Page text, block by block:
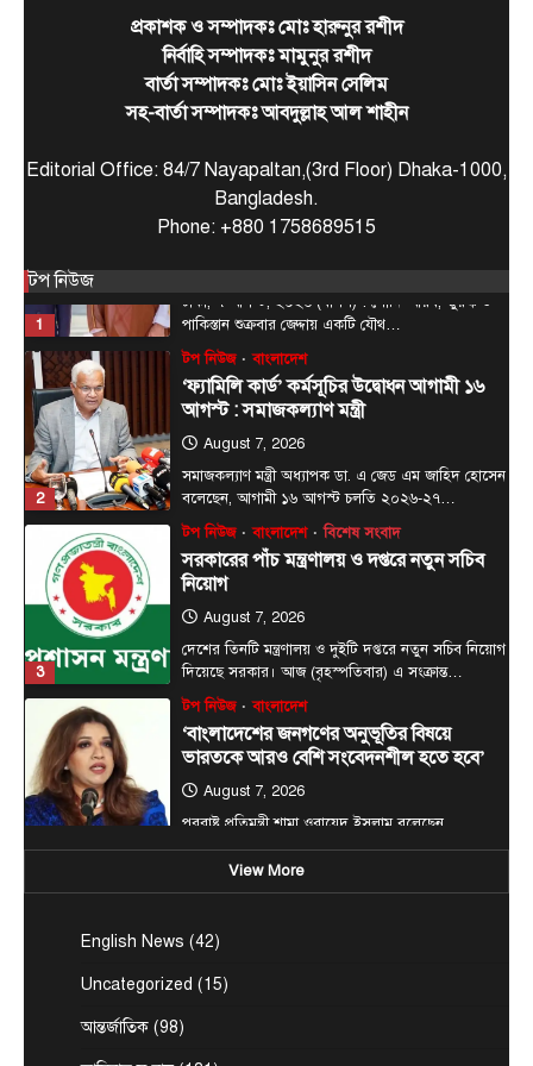
প্রকাশক ও সম্পাদকঃ মোঃ হারুনুর রশীদ
নির্বাহি সম্পাদকঃ মামুনুর রশীদ
বার্তা সম্পাদকঃ মোঃ ইয়াসিন সেলিম
সহ-বার্তা সম্পাদকঃ আবদুল্লাহ আল শাহীন
Editorial Office: 84/7 Nayapaltan,(3rd Floor) Dhaka-1000,
Bangladesh.
Phone: +880 1758689515
টপ নিউজ
রাজধানীর চারপাশের নদীদূষণ রোধে
কর্মপরিকল্পনার নির্দেশ প্রধানমন্ত্রীর
August 6, 2026
রাজধানী ঢাকার চারপাশের নদীদূষণ রোধে কর্মপরিকল্পনা
তৈরির নির্দেশনা দিয়েছেন প্রধানমন্ত্রী তারেক রহমান। আজ
1
আন্তর্জাতিক টপ নিউজ
সৌদি, তুরস্ক ও পাকিস্তানের মধ্যে প্রতিরক্ষা চুক্তি
সই হচ্ছে আজ
August 7, 2026
ঢাকা, ৭ আগস্ট, ২০২৬ (বাসস) : সৌদি আরব, তুরস্ক ও
পাকিস্তান শুক্রবার জেদ্দায় একটি যৌথ…
2
টপ নিউজ বাংলাদেশ
‘ফ্যামিলি কার্ড’ কর্মসূচির উদ্বোধন আগামী ১৬
আগস্ট : সমাজকল্যাণ মন্ত্রী
August 7, 2026
সমাজকল্যাণ মন্ত্রী অধ্যাপক ডা. এ জেড এম জাহিদ হোসেন
বলেছেন, আগামী ১৬ আগস্ট চলতি ২০২৬-২৭…
3
টপ নিউজ বাংলাদেশ বিশেষ সংবাদ
সরকারের পাঁচ মন্ত্রণালয় ও দপ্তরে নতুন সচিব
নিয়োগ
August 7, 2026
দেশের তিনটি মন্ত্রণালয় ও দুইটি দপ্তরে নতুন সচিব নিয়োগ
দিয়েছে সরকার। আজ (বৃহস্পতিবার) এ সংক্রান্ত…
টপ নিউজ বাংলাদেশ
‘বাংলাদেশের জনগণের অনুভূতির বিষয়ে
ভারতকে আরও বেশি সংবেদনশীল হতে হবে’
August 7, 2026
পররাষ্ট্র প্রতিমন্ত্রী শামা ওবায়েদ ইসলাম বলেছেন,
বাংলাদেশের জনগণের অনুভূতি ও সংবেদনশীলতার বিষয়ে
ভারতকে আরও বেশি…
রাজধানীর চারপাশের নদীদূষণ রোধে
কর্মপরিকল্পনার নির্দেশ প্রধানমন্ত্রীর
August 6, 2026
রাজধানী ঢাকার চারপাশের নদীদূষণ রোধে কর্মপরিকল্পনা
তৈরির নির্দেশনা দিয়েছেন প্রধানমন্ত্রী তারেক রহমান। আজ
View More
English News (42)
Uncategorized (15)
আন্তর্জাতিক (98)